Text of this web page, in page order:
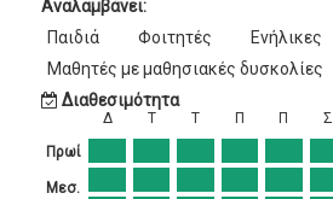
Αναλαμβάνει:
Παιδιά
Φοιτητές
Ενήλικες
Μαθητές με μαθησιακές δυσκολίες
Διαθεσιμότητα
Πρωί
Μεσ.
Δ Τ Τ Π Π Σ